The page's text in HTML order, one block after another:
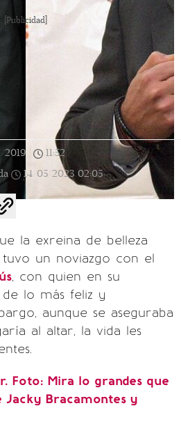
[Publicidad]
11:52
14/05/2023 02:05
la exreina de belleza
tuvo un noviazgo con el
, con quien en su
lo más feliz y
aunque se aseguraba
al altar, la vida les
Foto: Mira lo grandes que
Jacky Bracamontes y